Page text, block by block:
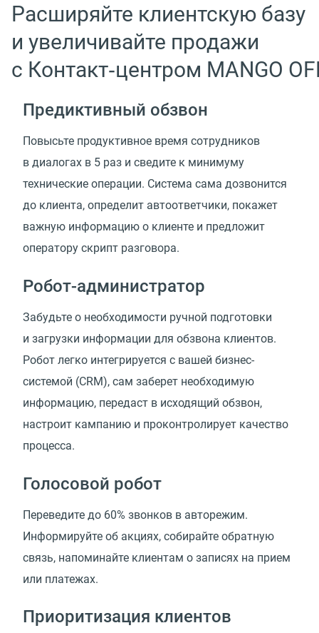
Расширяйте клиентскую базу
и увеличивайте продажи
с Контакт‑центром MANGO
Предиктивный обзвон
Повысьте продуктивное время сотрудников
в диалогах в 5 раз и сведите к минимуму
технические операции. Система сама дозвонится
до клиента, определит автоответчики, покажет
важную информацию о клиенте и предложит
оператору скрипт разговора.
Робот-администратор
Забудьте о необходимости ручной подготовки
и загрузки информации для обзвона клиентов.
Робот легко интегрируется с вашей бизнес-
системой (CRM), сам заберет необходимую
информацию, передаст в исходящий обзвон,
настроит кампанию и проконтролирует качество
процесса.
Голосовой робот
Переведите до 60% звонков в авторежим.
Информируйте об акциях, собирайте обратную
связь, напоминайте клиентам о записях на прием
или платежах.
Приоритизация клиентов